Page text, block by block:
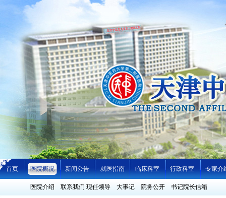
首页 医院概况 新闻公告 就医指南 临床科室 行政科室 专家介
医院介绍 联系我们 现任领导 大事记 院务公开 书记院长信箱